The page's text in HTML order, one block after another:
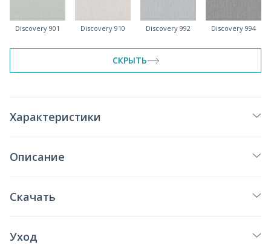
Discovery 901 Discovery 910 Discovery 992 Discovery 994
СКРЫТЬ
Характеристики
Описание
Скачать
Уход